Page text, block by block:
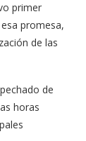
primer
promesa,
de las
de
horas